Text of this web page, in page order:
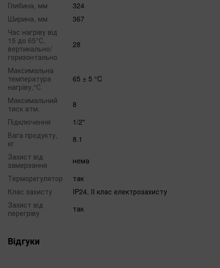
Глибина, мм
324
Ширина, мм
367
Час нагріву від
15 до 65°С,
вертикально/
горизонтально
28
Максимальна
температура
нагріву,°С
65 ± 5 °C
Максимальний
тиск атм.
8
Підключення
1/2"
Вага продукту,
кг
8.1
Захист від
замерзання
нема
Терморегулятор
так
Клас захисту
IP24, II клас електрозахисту
Захист від
перегріву
так
Відгуки